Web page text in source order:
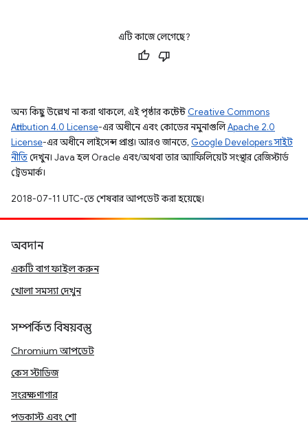
এটি কাজে লেগেছে?
অন্য কিছু উল্লেখ না করা থাকলে, এই পৃষ্ঠার কন্টেন্ট Creative Commons
Attribution 4.0 License-এর অধীনে এবং কোডের নমুনাগুলিApache 2.0
License-এর অধীনে লাইসেন্স প্রাপ্ত। আরও জানতে, Google Developers সাইট
নীতিদেখুন। Java হল Oracle এবং/অথবা তার অ্যাফিলিয়েট সংস্থার রেজিস্টার্ড
ট্রেডমার্ক।
2018-07-11 UTC-তে শেষবার আপডেট করা হয়েছে।
অবদান
একটি বাগ ফাইল করুন
খোলা সমস্যা দেখুন
সম্পর্কিত বিষয়বস্তু
Chromium আপডেট
কেস স্টাডিজ
সংরক্ষণাগার
পডকাস্ট এবং শো